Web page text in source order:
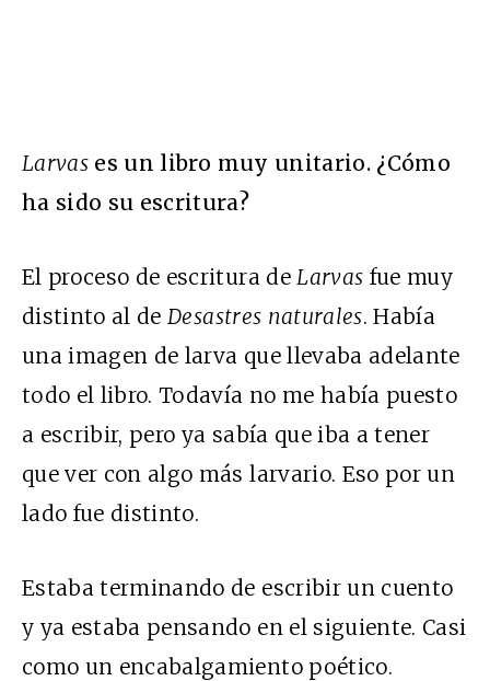
Larvas es un libro muy unitario. ¿Cómo
ha sido su escritura?
El proceso de escritura deLarvas fue muy
distinto al deDesastres naturales. Había
una imagen de larva que llevaba adelante
todo el libro. Todavía no me había puesto
a escribir, pero ya sabía que iba a tener
que ver con algo más larvario. Eso por un
lado fue distinto.
Estaba terminando de escribir un cuento
y ya estaba pensando en el siguiente. Casi
como un encabalgamiento poético.